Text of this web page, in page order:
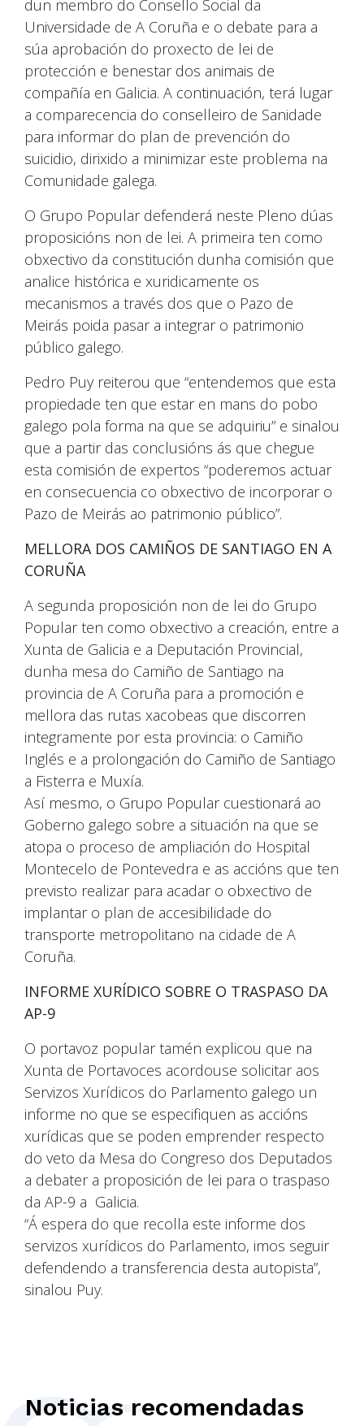
dun membro do Consello Social da
Universidade de A Coruña e o debate para a
súa aprobación do proxecto de lei de
protección e benestar dos animais de
compañía en Galicia. A continuación, terá lugar
a comparecencia do conselleiro de Sanidade
para informar do plan de prevención do
suicidio, dirixido a minimizar este problema na
Comunidade galega.
O Grupo Popular defenderá neste Pleno dúas
proposicións non de lei. A primeira ten como
obxectivo da constitución dunha comisión que
analice histórica e xuridicamente os
mecanismos a través dos que o Pazo de
Meirás poida pasar a integrar o patrimonio
público galego.
Pedro Puy reiterou que “entendemos que esta
propiedade ten que estar en mans do pobo
galego pola forma na que se adquiriu” e sinalou
que a partir das conclusións ás que chegue
esta comisión de expertos “poderemos actuar
en consecuencia co obxectivo de incorporar o
Pazo de Meirás ao patrimonio público”.
MELLORA DOS CAMIÑOS DE SANTIAGO EN A
CORUÑA
A segunda proposición non de lei do Grupo
Popular ten como obxectivo a creación, entre a
Xunta de Galicia e a Deputación Provincial,
dunha mesa do Camiño de Santiago na
provincia de A Coruña para a promoción e
mellora das rutas xacobeas que discorren
integramente por esta provincia: o Camiño
Inglés e a prolongación do Camiño de Santiago
a Fisterra e Muxía.
Así mesmo, o Grupo Popular cuestionará ao
Goberno galego sobre a situación na que se
atopa o proceso de ampliación do Hospital
Montecelo de Pontevedra e as accións que ten
previsto realizar para acadar o obxectivo de
implantar o plan de accesibilidade do
transporte metropolitano na cidade de A
Coruña.
INFORME XURÍDICO SOBRE O TRASPASO DA
AP-9
O portavoz popular tamén explicou que na
Xunta de Portavoces acordouse solicitar aos
Servizos Xurídicos do Parlamento galego un
informe no que se especifiquen as accións
xurídicas que se poden emprender respecto
do veto da Mesa do Congreso dos Deputados
a debater a proposición de lei para o traspaso
da AP-9 a Galicia.
“Á espera do que recolla este informe dos
servizos xurídicos do Parlamento, imos seguir
defendendo a transferencia desta autopista”,
sinalou Puy.
Noticias recomendadas